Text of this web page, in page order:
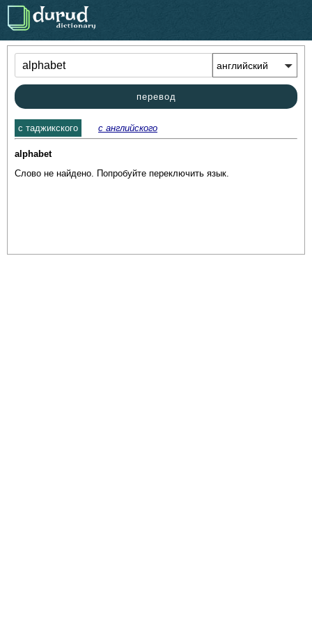
.
перевод
c таджикского с английского
alphabet
Слово не найдено. Попробуйте переключить язык.